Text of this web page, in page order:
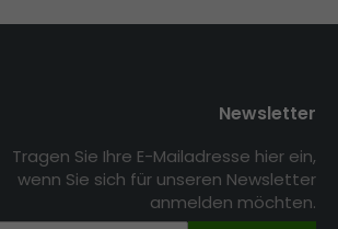
Newsletter
Tragen Sie Ihre E-Mailadresse hier ein,
wenn Sie sich für unseren Newsletter
anmelden möchten.